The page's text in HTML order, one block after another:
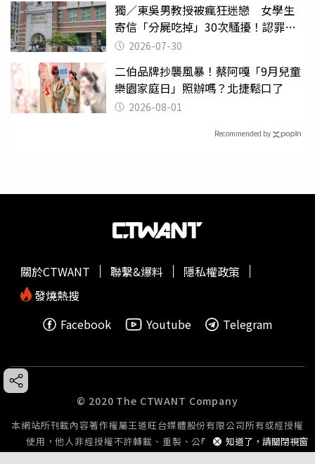
獨／東吳男教授被瘋狂迷戀 女學生
寄信「分屍吃掉」30次騷擾！認罪免
關 2026-07-30
二伯品牌抄襲風暴！蔡阿嘎「9月兒童
樂園家庭日」照辦嗎？北捷鬆口了
2026-08-01
Recommended by
知道了，請關閉視窗
關於CTWANT 聯繫&爆料
隱私權政策
發燒熱搜
Facebook
Youtube Telegram
© 2020 The CTWANT Company
本網站所刊載內容著作權屬王道旺台媒體股份有限公司所有或經授權
使用，他人非經授權不許轉載、重製、公開播送或公開傳輸。